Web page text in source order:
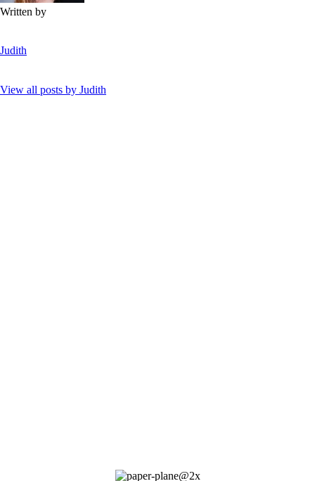
Written by
Judith
View all posts by Judith